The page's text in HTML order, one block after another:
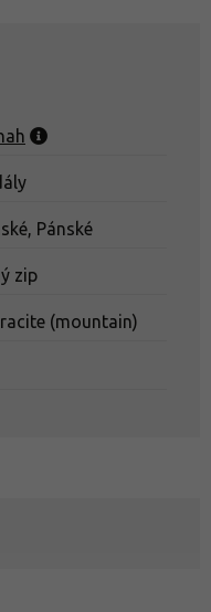
Pánské
zip
(mountain)